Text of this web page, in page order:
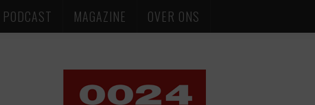
PODCAST MAGAZINE OVER ONS